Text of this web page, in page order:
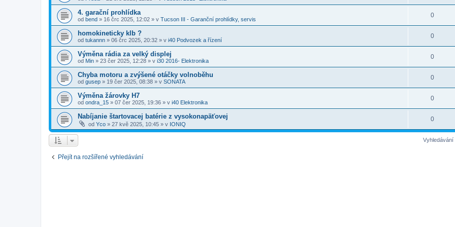
4. garační prohlídka
od bend » 16 črc 2025, 12:02 » v Tucson III - Garanční prohlídky, servis
0
homokineticky klb ?
od tukannn » 06 črc 2025, 20:32 » v i40 Podvozek a řízení
0
Výměna rádia za velký displej
od Min » 23 čer 2025, 12:28 » v i30 2016- Elektronika
0
Chyba motoru a zvýšené otáčky volnoběhu
od gusep » 19 čer 2025, 08:38 » v SONATA
0
Výměna žárovky H7
od ondra_15 » 07 čer 2025, 19:36 » v i40 Elektronika
0
Nabíjanie štartovacej batérie z vysokonapäťovej
od Yco » 27 kvě 2025, 10:45 » v IONIQ
0
Vyhledávání
Přejít na rozšířené vyhledávání